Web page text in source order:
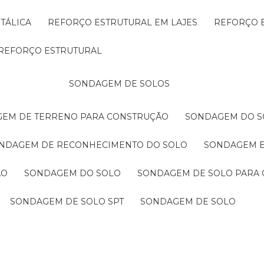
REFORÇO ESTRUTURAL EM LAJES
REFORÇO ESTRUTURAL
SONDAGEM DE SOLOS
DE TERRENO PARA CONSTRUÇÃO SONDAGEM DO
DE RECONHECIMENTO DO SOLO SONDAGEM
SONDAGEM DO SOLO SONDAGEM DE SOLO
SONDAGEM DE SOLO SPT SONDAGEM DE SOLO